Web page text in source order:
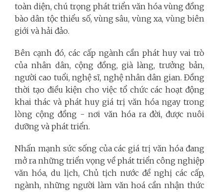
toàn diện, chú trọng phát triển văn hóa vùng đồng
bào dân tộc thiểu số, vùng sâu, vùng xa, vùng biên
giới và hải đảo.
Bên cạnh đó, các cấp ngành cần phát huy vai trò
của nhân dân, cộng đồng, già làng, trưởng bản,
người cao tuổi, nghệ sĩ, nghệ nhân dân gian. Đồng
thời tạo điều kiện cho việc tổ chức các hoạt động
khai thác và phát huy giá trị văn hóa ngay trong
lòng cộng đồng - nơi văn hóa ra đời, được nuôi
dưỡng và phát triển.
Nhấn mạnh sức sống của các giá trị văn hóa đang
mở ra những triển vọng về phát triển công nghiệp
văn hóa, du lịch, Chủ tịch nước đề nghị các cấp,
ngành, những người làm văn hoá cần nhận thức